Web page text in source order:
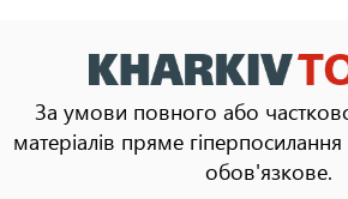
За умови повного або
матеріалів пряме
обов'язкове.